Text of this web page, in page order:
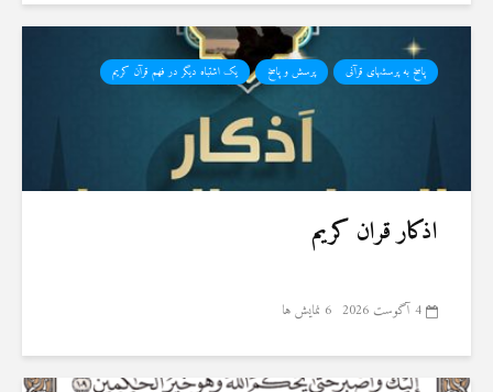
پاسخ به پرسشهای قرآنی پرسش و پاسخ یک اشتباه دیگر در فهم قرآن کریم
اذکار قران کریم
4 آگوست 2026 6 نمایش ها